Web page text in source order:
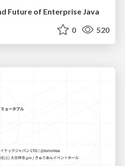
Future of Enterprise Java
0 520